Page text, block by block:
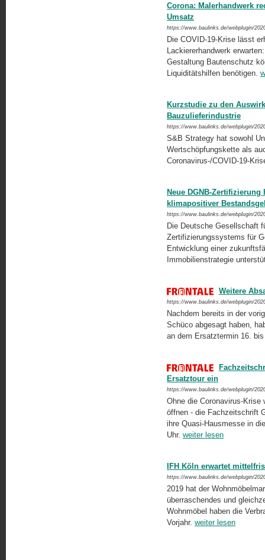
Corona: Malerhandwerk
Umsatz
https://www.baulinks.de/webplugin/
Die COVID-19-Krise lässt
Lackiererhandwerk
Gestaltung Bautenschutz
Liquiditätshilfen benötigen.
Kurzstudie zu den
Bauzulieferindustrie
https://www.baulinks.de/webplugin/
S&B Strategy hat sowohl
Wertschöpfungskette als
Coronavirus-/COVID-19-
Neue DGNB-
klimapositiver
https://www.baulinks.de/webplugin/
Die Deutsche Gesellschaft
Zertifizierungssystems für
Entwicklung einer
Immobilienstrategie
Weitere
https://www.baulinks.de/webplugin/
Nachdem bereits in der
Schüco abgesagt haben,
an dem Ersatztermin 16.
Ersatztour ein
https://www.baulinks.de/webplugin/
Ohne die Coronavirus-Krise
öffnen - die Fachzeitschrift
ihre Quasi-Hausmesse in
Uhr. weiter lesen
IFH Köln erwartet
https://www.baulinks.de/webplugin/
2019 hat der
überraschendes und
Wohnmöbel haben die
Vorjahr. weiter lesen